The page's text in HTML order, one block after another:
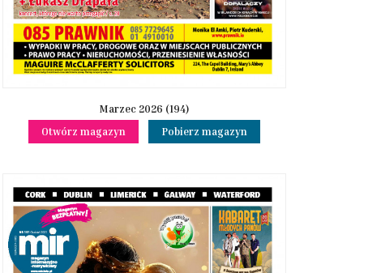
Marzec 2026 (194)
Otwórz magazyn
Pobierz magazyn